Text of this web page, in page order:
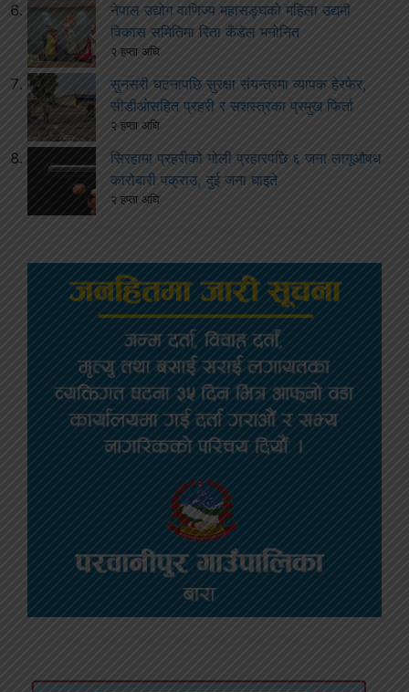
नेपाल उद्योग वाणिज्य महासङ्घको महिला उद्यमी
विकास समितिमा रिता कँडेल मनोनित
२ हप्ता अघि
सुनसरी घटनापछि सुरक्षा संयन्त्रमा व्यापक हेरफेर,
सीडीओसहित प्रहरी र सशस्त्रका प्रमुख फिर्ता
२ हप्ता अघि
सिरहामा प्रहरीको गोली प्रहारपछि ६ जना लागूऔषध
कारोबारी पक्राउ, दुई जना घाइते
२ हप्ता अघि